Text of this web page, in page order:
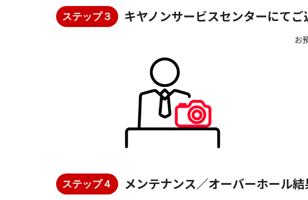
ステップ３ キヤノンサービスセンターにてご
お
ステップ４ メンテナンス／オーバーホール